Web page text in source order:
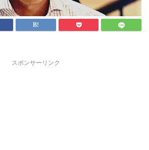
スポンサーリンク